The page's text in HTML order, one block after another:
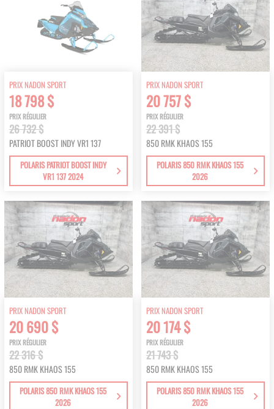
PRIX NADON SPORT
18 798 $
PRIX RÉGULIER
26 732 $
PATRIOT BOOST INDY VR1 137
POLARIS PATRIOT BOOST INDY
VR1 137 2024
PRIX NADON SPORT
20 757 $
PRIX RÉGULIER
22 391 $
850 RMK KHAOS 155
POLARIS 850 RMK KHAOS 155
2026
PRIX NADON SPORT
20 690 $
PRIX RÉGULIER
22 316 $
850 RMK KHAOS 155
POLARIS 850 RMK KHAOS 155
2026
PRIX NADON SPORT
20 174 $
PRIX RÉGULIER
21 743 $
850 RMK KHAOS 155
POLARIS 850 RMK KHAOS 155
2026